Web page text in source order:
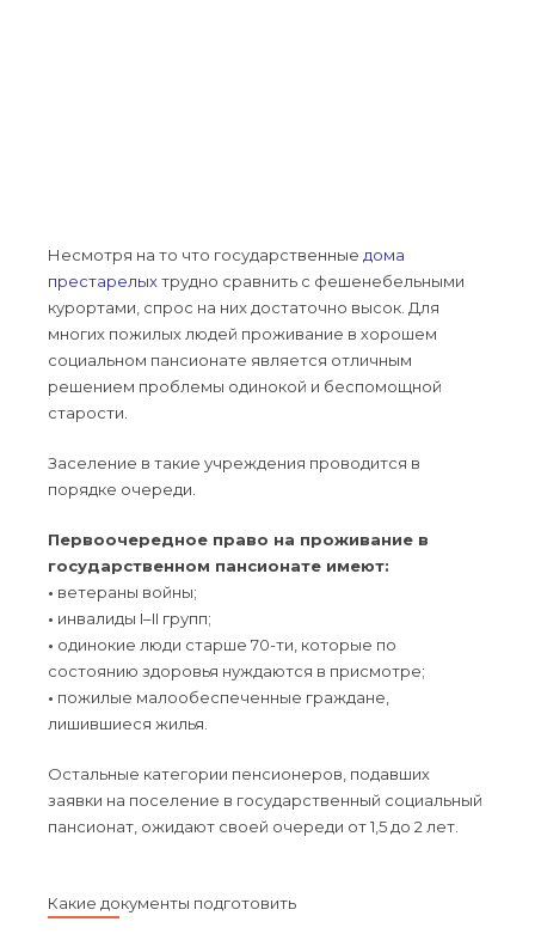
Несмотря на то что государственные дома
престарелыхтрудно сравнить с фешенебельными
курортами, спрос на них достаточно высок. Для
многих пожилых людей проживание в хорошем
социальном пансионате является отличным
решением проблемы одинокой и беспомощной
старости.
Заселение в такие учреждения проводится в
порядке очереди.
Первоочередное право на проживание в
государственном пансионате имеют:
• ветераны войны;
• инвалиды I–II групп;
• одинокие люди старше 70-ти, которые по
состоянию здоровья нуждаются в присмотре;
• пожилые малообеспеченные граждане,
лишившиеся жилья.
Остальные категории пенсионеров, подавших
заявки на поселение в государственный социальный
пансионат, ожидают своей очереди от 1,5 до 2 лет.
Какие документы подготовить